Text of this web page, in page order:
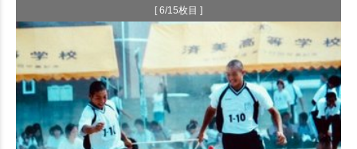
[ 6/15枚目 ]